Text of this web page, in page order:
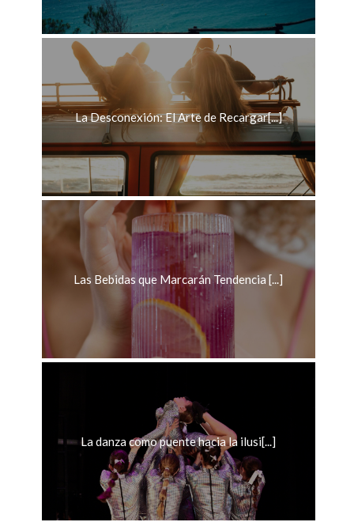
La Desconexión: El Arte de Recargar[...]
Las Bebidas que Marcarán Tendencia [...]
La danza como puente hacia la ilusi[...]